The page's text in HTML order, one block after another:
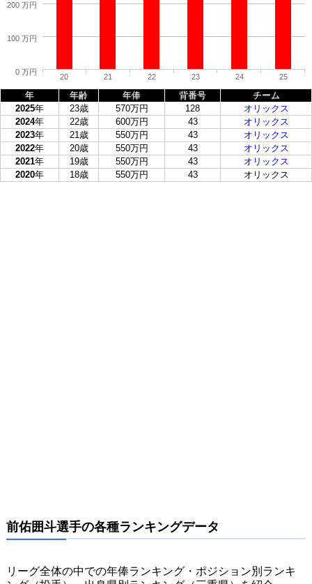
20 21 22 23 24 25
0 万円
100 万円
200 万円
年 年齢 年俸 背番号
チーム
2025年 23歳 570万円 128
オリックス
2024年 22歳 600万円 43
オリックス
2023年 21歳 550万円 43
オリックス
2022年 20歳 550万円 43
オリックス
2021年 19歳 550万円 43
オリックス
2020年 18歳 550万円 43 オリックス
前佑囲斗選手の各種ランキングデータ
リーグ全体の中での年俸ランキング・ポジション別ランキ